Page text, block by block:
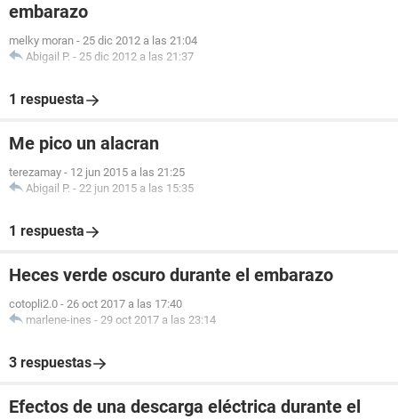
embarazo
melky moran - 25 dic 2012 a las 21:04
Abigail P. - 25 dic 2012 a las 21:37
1 respuesta
Me pico un alacran
terezamay - 12 jun 2015 a las 21:25
Abigail P. - 22 jun 2015 a las 15:35
1 respuesta
Heces verde oscuro durante el embarazo
cotopli2.0 - 26 oct 2017 a las 17:40
marlene-ines - 29 oct 2017 a las 23:14
3 respuestas
Efectos de una descarga eléctrica durante el